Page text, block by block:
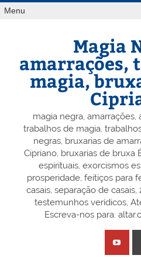
Skip
toMenu
Magia
amarrações,
magia,
magia negra, amarrações,
trabalhos de magia,
negras, bruxarias de
Cipriano, bruxarias de bruxa
espirituais, exorcismos
prosperidade, feitiços para
casais, separação de
testemunhos verídicos,
Escreva-nos para: